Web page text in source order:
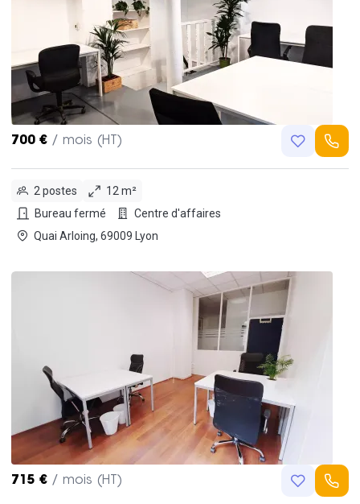
700 € / mois (HT)
2 postes
12 m²
Bureau fermé
Centre d'affaires
Quai Arloing, 69009 Lyon
715 € / mois (HT)